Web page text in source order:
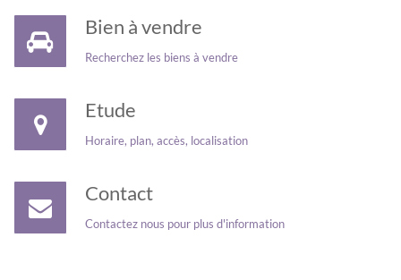
Bien à vendre
Recherchez les biens à vendre
Etude
Horaire, plan, accès, localisation
Contact
Contactez nous pour plus d'information